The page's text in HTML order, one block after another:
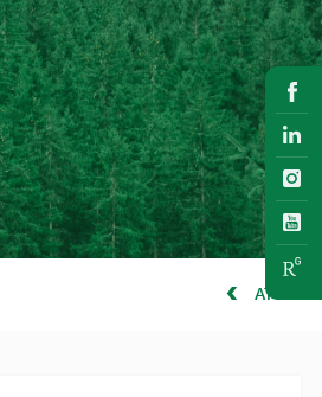
ATGAL